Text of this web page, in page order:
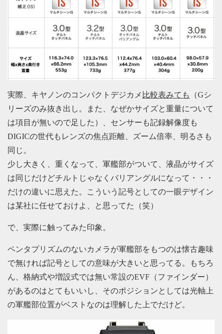
実際、キヤノンのコンパクトデジカメ 比較表みても
（Gシ
リーズのみ抜き出し。また、なぜかサイズと重量について
は項目が無いので足した）、センサーも記録解像度も
DIGICの世代もレンズの焦点距離、ズーム倍率、明るさも
同じ。
少し大きく、重くなって、軍艦部がついて、液晶がサイズ
は同じだけどチルトじゃなくバリアングルになって・・・
だけの違いに思えた。こういう記号としての一眼デザイン
は某社に任せておけよ、と思ってた（笑）
で、実際に触ってみた印象。
ペンタプリズムのないカメラが軍艦部をもつのは懐古趣味
で無ければ記号としての意味が大きいと思ってる。もちろ
ん、格納式や増設式では無い常設のEVF（ファインダー）
があるのはとてもいいし、そのポジションとしては光軸上
の軍艦部位置がベストなのは理解した上でだけど。